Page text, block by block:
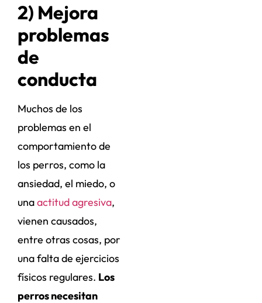
2) Mejora
problemas
de
conducta
Muchos de los
problemas en el
comportamiento de
los perros, como la
ansiedad, el miedo, o
unaactitud agresiva,
vienen causados,
entre otras cosas, por
una falta de ejercicios
físicos regulares. Los
perros necesitan